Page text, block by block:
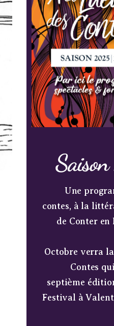
Une
contes, à la
de Conter en
Octobre verra
Contes
septième
Festival à